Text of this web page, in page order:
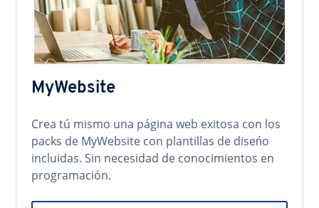
MyWebsite
Crea tú mismo una página web exitosa con los
packs de MyWebsite con plantillas de diseńo
incluidas. Sin necesidad de conocimientos en
programación.